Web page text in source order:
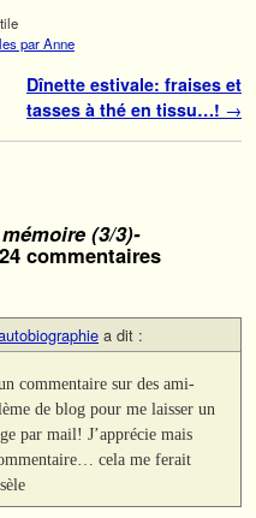
par Anne
Dînette estivale: fraises et
tasses à thé en tissu…! →
(3/3)-
commentaires
a dit :
commentaire sur des ami-
de blog pour me laisser un
par mail! J’apprécie mais
cela me ferait